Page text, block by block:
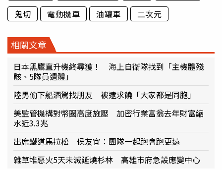
鬼切
電動機車 油罐車 二次元
相關文章
日本黑鷹直升機終尋獲！ 海上自衛隊找到「主機體殘
骸、5隊員遺體」
陸男偷下船酒駕找朋友 被逮求饒「大家都是同胞」
美監管機構對幣圈高度施壓 加密行業富翁去年財富縮
水近3.3兆
出席鐵道馬拉松 侯友宜：團隊一起跑會跑更遠
雜草堆惡火5天未滅延燒杉林 高雄市府急設應變中心